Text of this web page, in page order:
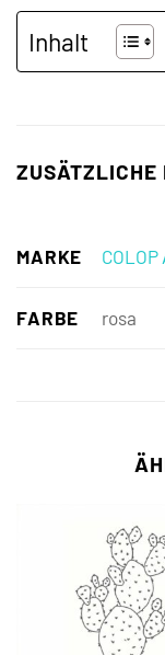
Inhalt
ZUSÄTZLICHE
MARKE
FARBE rosa